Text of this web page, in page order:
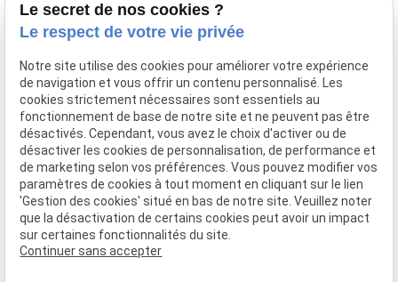
03 28 68 82 00
06 80 84 45 90
Adresse
10, chemin de Cassel
59470 BOLLEZEELE
Horaires
09:00 - 17:00
Lundi - Samedi
Le secret de nos cookies ?
Le respect de votre vie privée
Notre site utilise des cookies pour améliorer votre expérience
de navigation et vous offrir un contenu personnalisé. Les
cookies strictement nécessaires sont essentiels au
fonctionnement de base de notre site et ne peuvent pas être
désactivés. Cependant, vous avez le choix d'activer ou de
désactiver les cookies de personnalisation, de performance et
de marketing selon vos préférences. Vous pouvez modifier vos
paramètres de cookies à tout moment en cliquant sur le lien
'Gestion des cookies' situé en bas de notre site. Veuillez noter
que la désactivation de certains cookies peut avoir un impact
sur certaines fonctionnalités du site.
Continuer sans accepter